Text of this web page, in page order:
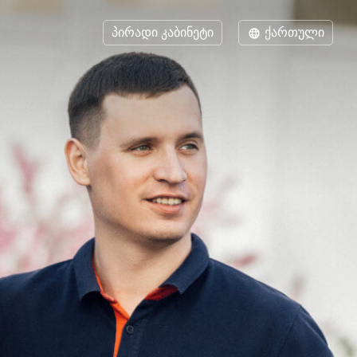
პირადი კაბინეტი ქართული